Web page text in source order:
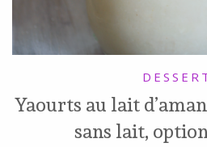
Yaourts au lait
sans lait,